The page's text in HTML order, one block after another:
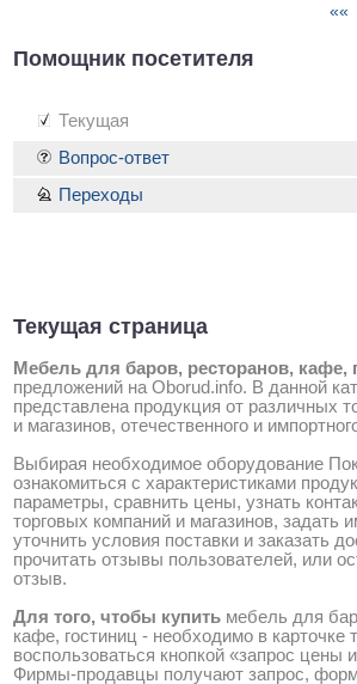
стр.««
Помощник посетителя
Текущая
Текущая страница
Мебель для баров, ресторанов, кафе,
предложений на Oborud.info. В данной
представлена продукция от различных
и магазинов, отечественного и
Выбирая необходимое оборудование
ознакомиться с характеристиками
параметры, сравнить цены, узнать
торговых компаний и магазинов, задать
уточнить условия поставки и заказать
прочитать отзывы пользователей, или
отзыв.
Для того, чтобы купить мебель для
кафе, гостиниц - необходимо в карточке
воспользоваться кнопкой «запрос цены
Фирмы-продавцы получают запрос,
Вопрос-ответ
Переходы